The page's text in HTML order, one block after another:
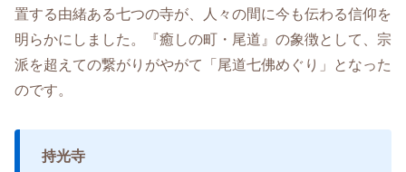
置する由緒ある七つの寺が、人々の間に今も伝わる信仰を
明らかにしました。『癒しの町・尾道』の象徴として、宗
派を超えての繋がりがやがて「尾道七佛めぐり」となった
のです。
持光寺